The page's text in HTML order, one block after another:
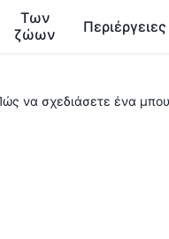
Των
ζώων
Περιέργειες
να σχεδιάσετε ένα